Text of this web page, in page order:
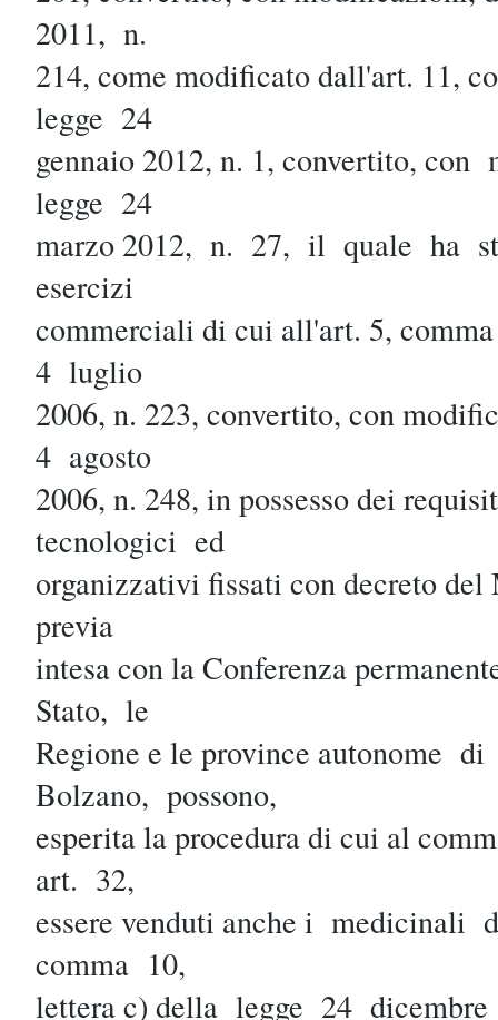
2011, n.
214, come modificato dall'art. 11,
legge 24
gennaio 2012, n. 1, convertito,
legge 24
marzo 2012, n. 27, il quale ha
esercizi
commerciali di cui all'art. 5,
4 luglio
2006, n. 223, convertito, con
4 agosto
2006, n. 248, in possesso dei
tecnologici ed
organizzativi fissati con decreto
previa
intesa con la Conferenza
Stato, le
Regione e le province autonome
Bolzano, possono,
esperita la procedura di cui al
art. 32,
essere venduti anche i
comma 10,
lettera c) della legge 24